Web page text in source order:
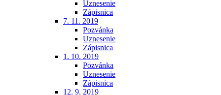
Uznesenie
Zápisnica
7. 11. 2019
Pozvánka
Uznesenie
Zápisnica
1. 10. 2019
Pozvánka
Uznesenie
Zápisnica
12. 9. 2019